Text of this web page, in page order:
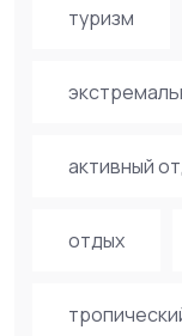
туризм
активный
отдых